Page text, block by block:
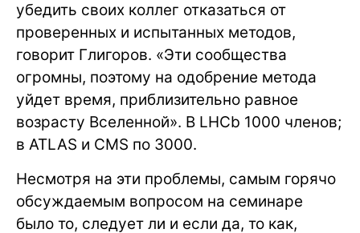
убедить своих коллег отказаться от
проверенных и испытанных методов,
говорит Глигоров. «Эти сообщества
огромны, поэтому на одобрение метода
уйдет время, приблизительно равное
возрасту Вселенной». В LHCb 1000 членов;
в ATLAS и CMS по 3000.
Несмотря на эти проблемы, самым горячо
обсуждаемым вопросом на семинаре
было то, следует ли и если да, то как,